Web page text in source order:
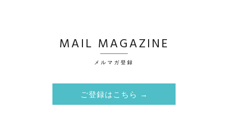
MAIL MAGAZINE
メルマガ登録
ご登録はこちら →